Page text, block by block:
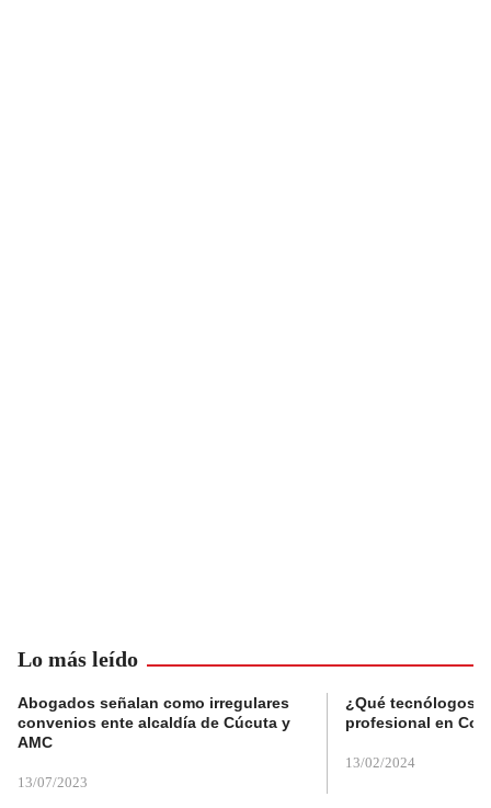
Lo más leído
Abogados señalan como irregulares
convenios ente alcaldía de Cúcuta y
AMC
13/07/2023
¿Qué tecnólogos
profesional en
13/02/2024